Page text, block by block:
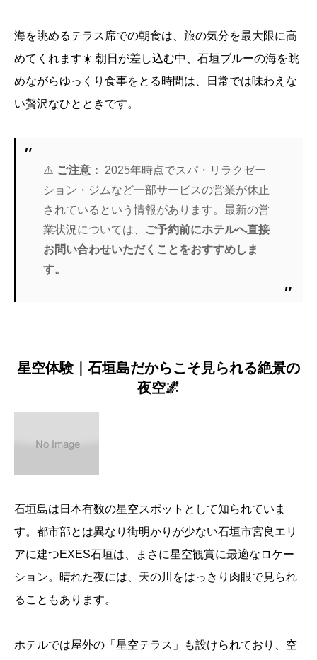
海を眺めるテラス席での朝食は、旅の気分を最大限に高
めてくれます☀️ 朝日が差し込む中、石垣ブルーの海を眺
めながらゆっくり食事をとる時間は、日常では味わえな
い贅沢なひとときです。
⚠️ ご注意：
2025年時点でスパ・リラクゼー
ション・ジムなど一部サービスの営業が休止
されているという情報があります。最新の営
業状況については、 ご予約前にホテルへ直接
お問い合わせいただくことをおすすめしま
す。
星空体験｜石垣島だからこそ見られる絶景の
夜空🌌
石垣島は日本有数の星空スポットとして知られていま
す。都市部とは異なり街明かりが少ない石垣市宮良エリ
アに建つEXES石垣は、まさに星空観賞に最適なロケー
ション。晴れた夜には、天の川をはっきり肉眼で見られ
ることもあります。
ホテルでは屋外の「星空テラス」も設けられており、空